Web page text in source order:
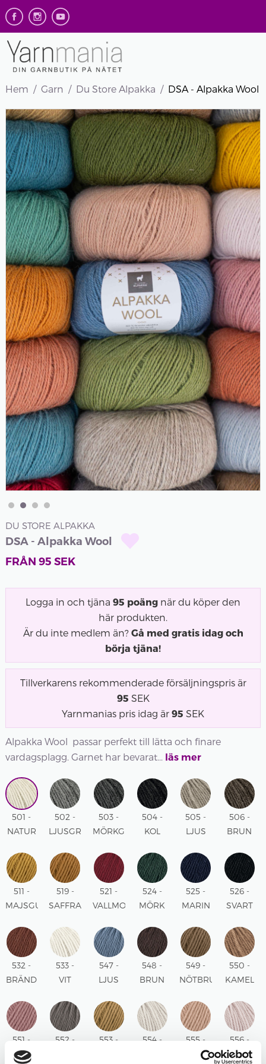
Hem Garn Du Store Alpakka DSA - Alpakka Wool
DU STORE ALPAKKA
DSA - Alpakka Wool
FRÅN 95 SEK
Logga in och tjäna 95 poäng när du köper den
här produkten.
Är du inte medlem än? Gå med gratis idag och
börja tjäna!
Tillverkarens rekommenderade försäljningspris är
95 SEK
Yarnmanias pris idag är 95 SEK
Alpakka Wool passar perfekt till lätta och finare
vardagsplagg. Garnet har bevarat... läs mer
501 -
NATUR
502 -
LJUSGRÅ
503 -
MÖRKGRÅ
504 -
KOL
505 -
LJUS
MELERAD
506 -
BRUN
511 -
MAJSGUL
519 -
SAFFRANSGUL
521 -
VALLMORÖD
524 -
MÖRK
525 -
MARIN
526 -
SVART
532 -
BRÄND
533 -
VIT
547 -
LJUS
548 -
BRUN
549 -
NÖTBRUN
550 -
KAMEL
551 -
GAMMELROSA
552 -
553 -
554 -
555 -
ROSA
556 -